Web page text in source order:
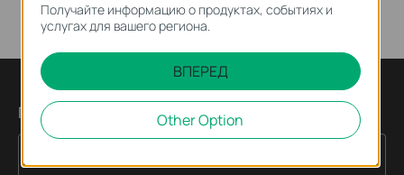
Подпишитесь на рассылку
Получайте информацию о продуктах, событиях и
услугах для вашего региона.
ВПЕРЕД
Other Option